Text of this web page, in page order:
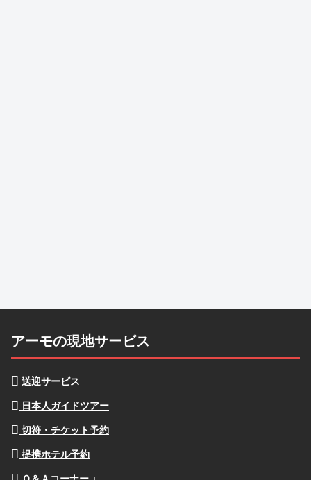
アーモの現地サービス
送迎サービス
日本人ガイドツアー
切符・チケット予約
提携ホテル予約